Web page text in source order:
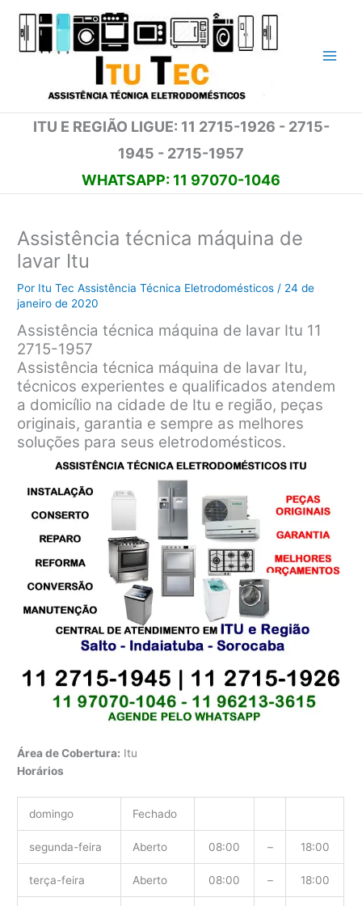
para
ITU E REGIÃO LIGUE: 11 2715-1926 - 2715-
1945 - 2715-1957
WHATSAPP: 11 97070-1046
Assistência técnica máquina de
lavar Itu
Por Itu Tec Assistência Técnica Eletrodomésticos / 24 de
janeiro de 2020
Assistência técnica máquina de lavar Itu 11
2715-1957
Assistência técnica máquina de lavar Itu,
técnicos experientes e qualificados atendem
a domicílio na cidade de Itu e região, peças
originais, garantia e sempre as melhores
soluções para seus eletrodomésticos.
Área de Cobertura: Itu
Horários
domingo Fechado
segunda-feira Aberto 08:00 – 18:00
terça-feira Aberto 08:00 – 18:00